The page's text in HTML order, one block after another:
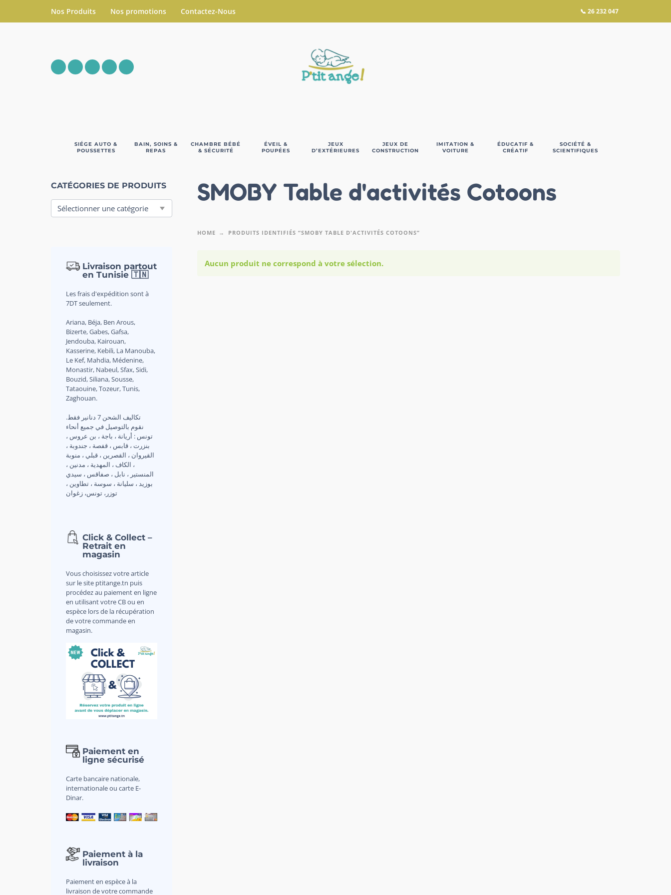
Nos Produits Nos promotions Contactez-Nous 📞 26 232 047
SIÉGE AUTO &
POUSSETTES
BAIN, SOINS &
REPAS
CHAMBRE BÉBÉ
& SÉCURITÉ
ÉVEIL &
POUPÉES
JEUX
D’EXTÉRIEURES
JEUX DE
CONSTRUCTION
IMITATION &
VOITURE
ÉDUCATIF &
CRÉATIF
SOCIÉTÉ &
SCIENTIFIQUES
CATÉGORIES DE PRODUITS
Livraison partout
en Tunisie 🇹🇳
Les frais d'expédition sont à
7DT seulement.
Ariana, Béja, Ben Arous,
Bizerte, Gabes, Gafsa,
Jendouba, Kairouan,
Kasserine, Kebili, La Manouba,
Le Kef, Mahdia, Médenine,
Monastir, Nabeul, Sfax, Sidi,
Bouzid, Siliana, Sousse,
Tataouine, Tozeur, Tunis,
Zaghouan.
.تكاليف الشحن 7 دنانير فقط
نقوم بالتوصيل في جميع أنحاء
تونس : أريانة ، باجة ، بن عروس ،
بنزرت ، قابس ، قفصة ، جندوبة ،
القيروان ، القصرين ، قبلي ، منوبة
، الكاف ، المهدية ، مدنين ،
المنستير ، نابل ، صفاقس ، سيدي
بوزيد ، سليانة ، سوسة ، تطاوين ،
توزر، تونس، زغوان
Click & Collect –
Retrait en
magasin
Vous choisissez votre article
sur le site ptitange.tn puis
procédez au paiement en ligne
en utilisant votre CB ou en
espèce lors de la récupération
de votre commande en
magasin.
Paiement en
ligne sécurisé
Carte bancaire nationale,
internationale ou carte E-
Dinar.
Paiement à la
livraison
Paiement en espèce à la
livraison de votre commande
SMOBY Table d'activités Cotoons
HOME PRODUITS IDENTIFIÉS “SMOBY TABLE D'ACTIVITÉS COTOONS”
Aucun produit ne correspond à votre sélection.